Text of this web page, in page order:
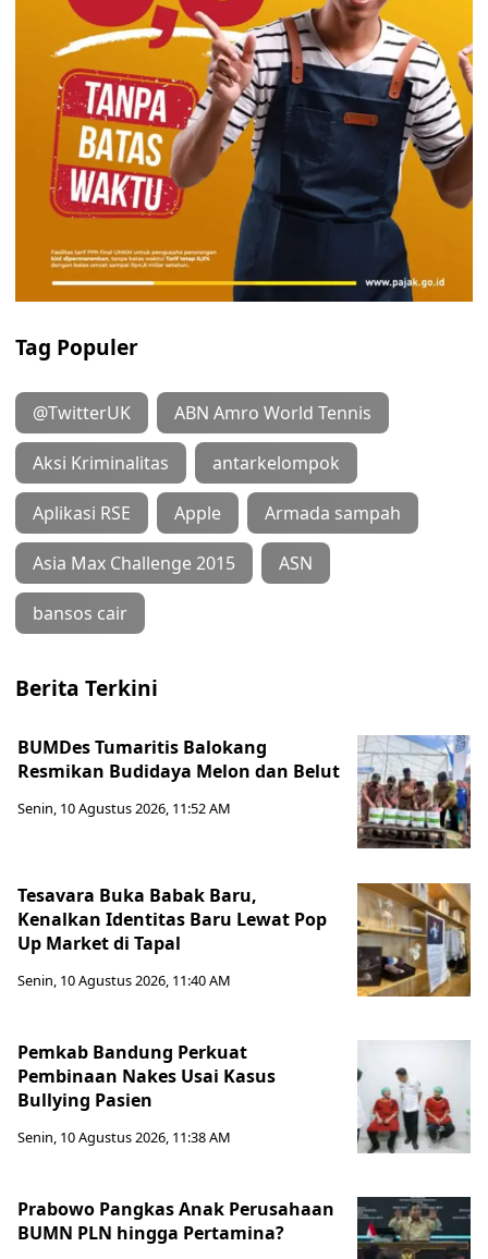
Tag Populer
@TwitterUK ABN Amro World Tennis
Aksi Kriminalitas antarkelompok
Aplikasi RSE Apple Armada sampah
Asia Max Challenge 2015 ASN
bansos cair
Berita Terkini
BUMDes Tumaritis Balokang
Resmikan Budidaya Melon dan Belut
Senin, 10 Agustus 2026, 11:52 AM
Tesavara Buka Babak Baru,
Kenalkan Identitas Baru Lewat Pop
Up Market di Tapal
Senin, 10 Agustus 2026, 11:40 AM
Pemkab Bandung Perkuat
Pembinaan Nakes Usai Kasus
Bullying Pasien
Senin, 10 Agustus 2026, 11:38 AM
Prabowo Pangkas Anak Perusahaan
BUMN PLN hingga Pertamina?